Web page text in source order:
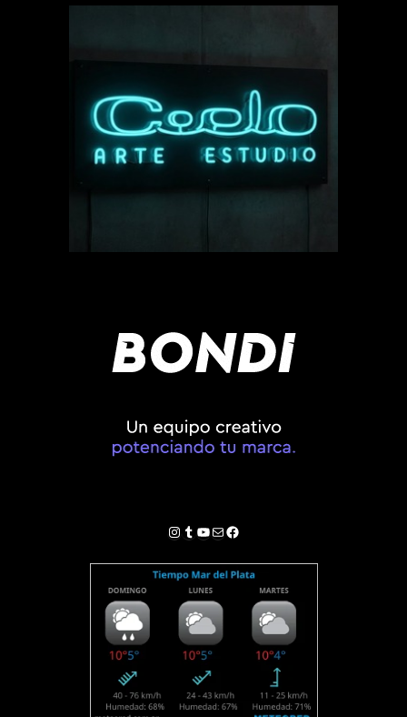
Instagram
Tumblr
YouTube
Correo electrónico
Facebook